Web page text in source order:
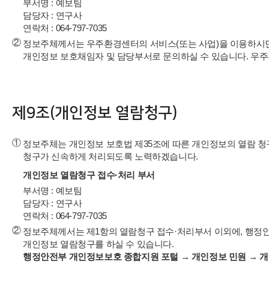
부서명 : 예보팀
담당자 : 연구사
연락처 : 064-797-7035
② 정보주체께서는 우주환경센터의 서비스(또는 사업)을 이용하
개인정보 보호채임자 및 담당부서로 문의하실 수 있습니다. 우
제9조(개인정보 열람청구)
① 정보주체는 개인정보 보호법 제35조에 따른 개인정보의 열람
청구가 신속하게 처리되도록 노력하겠습니다.
개인정보 열람청구 접수·처리 부서
부서명 : 예보팀
담당자 : 연구사
연락처 : 064-797-7035
② 정보주체께서는 제1항의 열람청구 접수·처리부서 이외에, 행정
개인정보 열람청구를 하실 수 있습니다.
행정안전부 개인정보보호 종합지원 포털 → 개인정보 민원 →